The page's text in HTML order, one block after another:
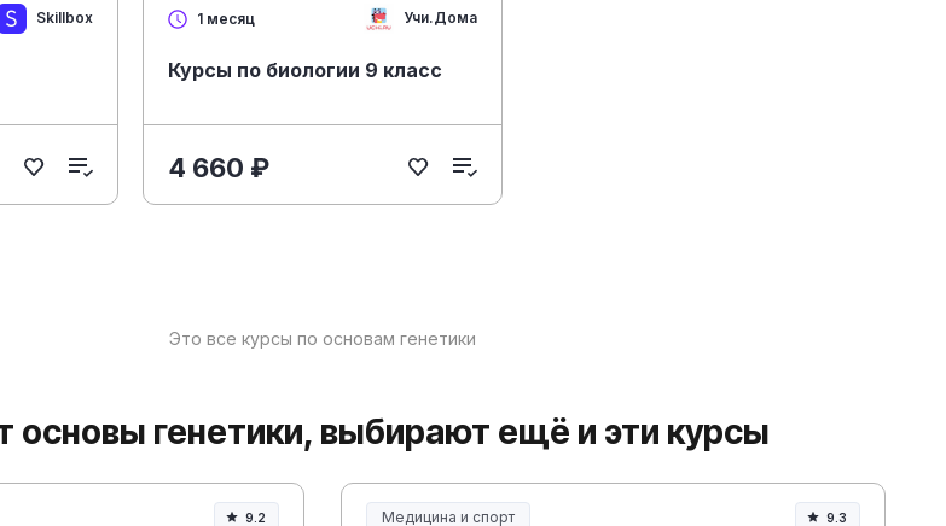
Skillbox 1 месяц Учи.Дома
Курсы по биологии 9 класс
4 660 ₽
Это все курсы по основам генетики
основы генетики, выбирают ещё и эти курсы
9.2 Медицина и спорт 9.3